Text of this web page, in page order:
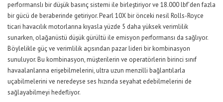
performanslı bir düşük basınç sistemi ile birleştiriyor ve 18.000 lbf’den fazla
bir gücü de beraberinde getiriyor. Pearl 10X bir önceki nesil Rolls-Royce
ticari havacılık motorlarına kıyasla yüzde 5 daha yüksek verimlilik
sunarken, olağanüstü düşük gürültü ile emisyon performansı da sağlıyor.
Böylelikle güç ve verimlilik açısından pazar lideri bir kombinasyon
sunuluyor. Bu kombinasyon, müşterilerin ve operatörlerin birinci sınıf
havaalanlarına erişebilmelerini, ultra uzun menzilli bağlantılarla
uçabilmelerini ve neredeyse ses hızında seyahat edebilmelerini de
sağlayabilmeyi hedefliyor.